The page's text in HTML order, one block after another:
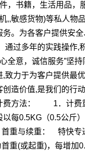
，书籍，生活用品，
,,敏感货物)等私人物
。为各客户提供安全
多年的实践操作,
全意，诚信服务”坚
,致力于为客户提供最
创造价值,是我们的
费方法： 1．计费
以每0.5KG（0.5公斤
与续重： 特快专
重(或起重)，每增加